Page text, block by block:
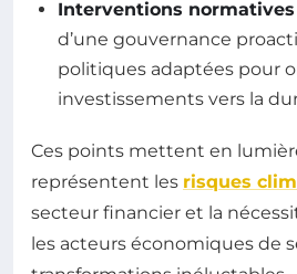
Interventions normatives
d’une gouvernance
politiques adaptées pour
investissements vers la
Ces points mettent en
représentent les risques
secteur financier et la
les acteurs économiques de